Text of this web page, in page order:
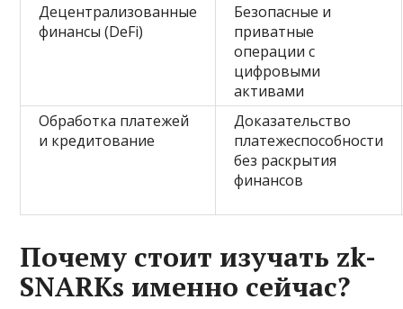
Децентрализованные
финансы (DeFi)
Безопасные и
приватные
операции с
цифровыми
активами
Обработка платежей
и кредитование
Доказательство
платежеспособности
без раскрытия
финансов
Почему стоит изучать zk-
SNARKs именно сейчас?